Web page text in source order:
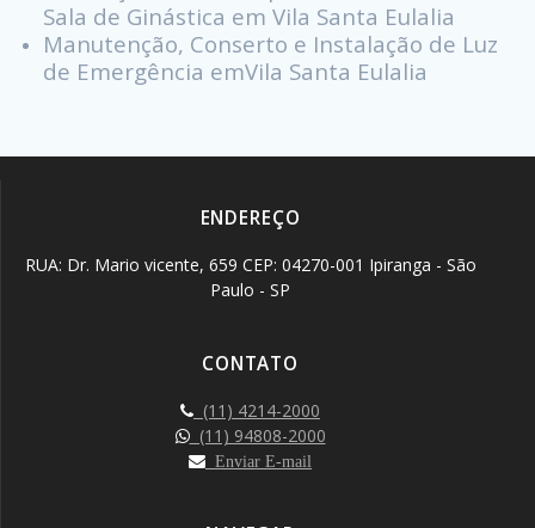
Sala de Ginástica em Vila Santa Eulalia
Manutenção, Conserto e Instalação de Luz
de Emergência emVila Santa Eulalia
ENDEREÇO
RUA: Dr. Mario vicente, 659 CEP: 04270-001 Ipiranga - São
Paulo - SP
CONTATO
(11) 4214-2000
(11) 94808-2000
Enviar E-mail